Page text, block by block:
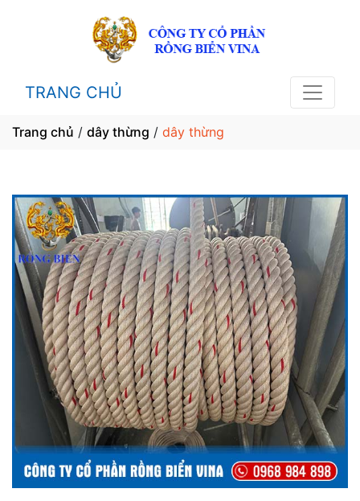
TRANG CHỦ
Trang chủ / dây thừng / dây thừng